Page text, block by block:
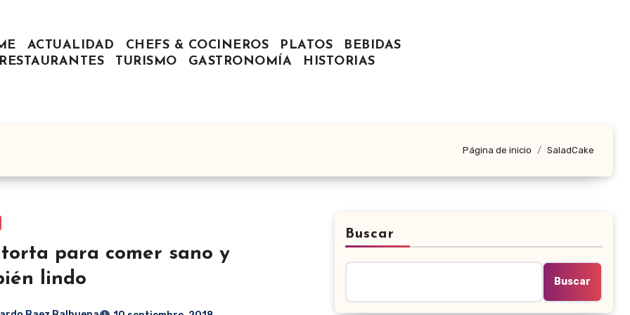
ACTUALIDAD CHEFS & COCINEROS PLATOS
BEBIDAS
RESTAURANTES
TURISMO GASTRONOMÍA HISTORIAS
Página de inicio SaladCake
para comer sano y
lindo
Buscar
Buscar